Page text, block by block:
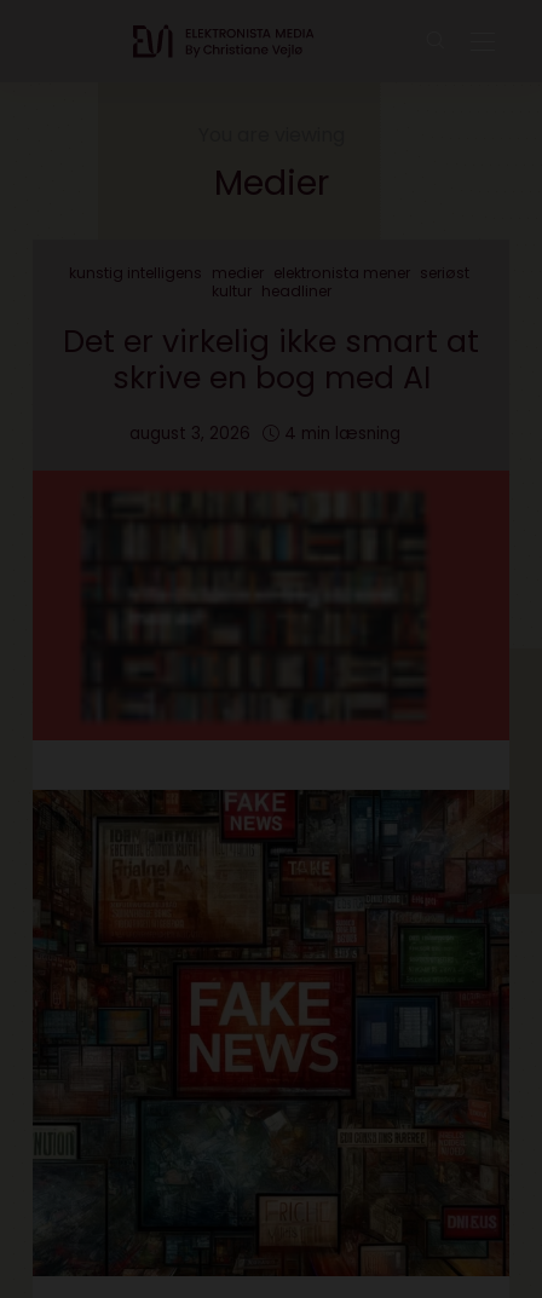
Medier
kunstig intelligens medier elektronista mener seriøst
kultur headliner
Det er virkelig ikke smart at
skrive en bog med AI
august 3, 2026 4 min læsning